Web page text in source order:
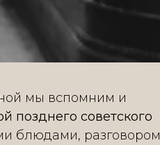
мы вспомним и
позднего советского
блюдами, разговором